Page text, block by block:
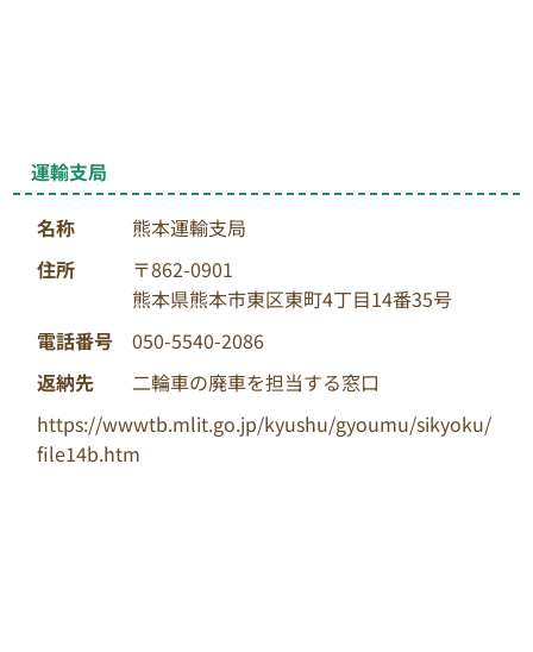
運輸支局
名称
熊本運輸支局
住所
〒862-0901
熊本県熊本市東区東町4丁目14番35号
電話番号
050-5540-2086
返納先
二輪車の廃車を担当する窓口
https://wwwtb.mlit.go.jp/kyushu/gyoumu/sikyoku/
file14b.htm